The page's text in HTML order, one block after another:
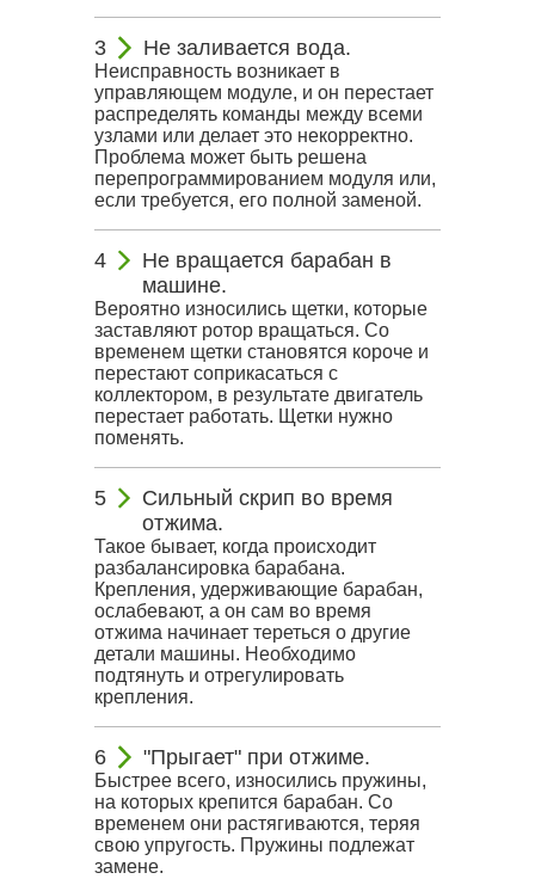
Не заливается вода.
Неисправность возникает в
управляющем модуле, и он перестает
распределять команды между всеми
узлами или делает это некорректно.
Проблема может быть решена
перепрограммированием модуля или,
если требуется, его полной заменой.
Не вращается барабан в
машине.
Вероятно износились щетки, которые
заставляют ротор вращаться. Со
временем щетки становятся короче и
перестают соприкасаться с
коллектором, в результате двигатель
перестает работать. Щетки нужно
поменять.
Сильный скрип во время
отжима.
Такое бывает, когда происходит
разбалансировка барабана.
Крепления, удерживающие барабан,
ослабевают, а он сам во время
отжима начинает тереться о другие
детали машины. Необходимо
подтянуть и отрегулировать
крепления.
"Прыгает" при отжиме.
Быстрее всего, износились пружины,
на которых крепится барабан. Со
временем они растягиваются, теряя
свою упругость. Пружины подлежат
замене.